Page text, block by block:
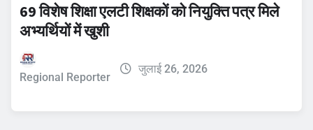
69 विशेष शिक्षा एलटी शिक्षकों को नियुक्ति पत्र मिले
अभ्यर्थियों में खुशी
Regional Reporter
जुलाई 26, 2026